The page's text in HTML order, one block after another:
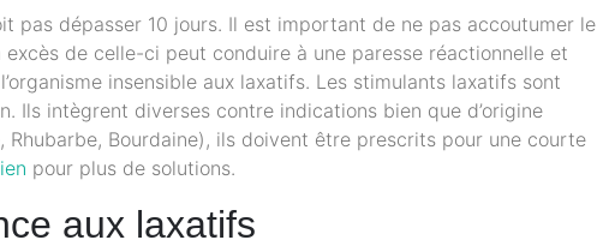
pas dépasser 10 jours. Il est important de ne pas accoutumer le
de celle-ci peut conduire à une paresse réactionnelle et
insensible aux laxatifs. Les stimulants laxatifs sont
Ils intègrent diverses contre indications bien que d’origine
Rhubarbe, Bourdaine), ils doivent être prescrits pour une courte
pour plus de solutions.
aux laxatifs